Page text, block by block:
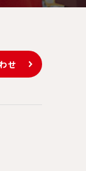
せ